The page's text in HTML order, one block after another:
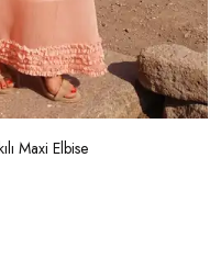
Maxi Elbise